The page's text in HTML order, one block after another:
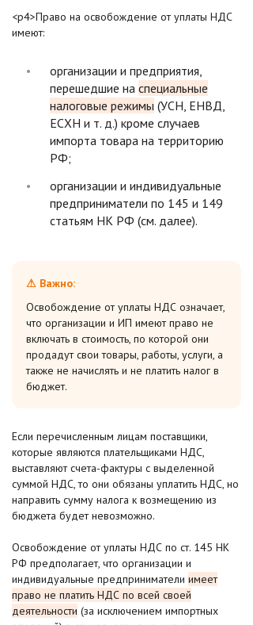
<р4>Право на освобождение от уплаты НДС
имеют:
организации и предприятия,
перешедшие на специальные
налоговые режимы (УСН, ЕНВД,
ЕСХН и т. д.) кроме случаев
импорта товара на территорию
РФ;
организации и индивидуальные
предприниматели по 145 и 149
статьям НК РФ (см. далее).
⚠ Важно:
Освобождение от уплаты НДС означает,
что организации и ИП имеют право не
включать в стоимость, по которой они
продадут свои товары, работы, услуги, а
также не начислять и не платить налог в
бюджет.
Если перечисленным лицам поставщики,
которые являются плательщиками НДС,
выставляют счета-фактуры с выделенной
суммой НДС, то они обязаны уплатить НДС, но
направить сумму налога к возмещению из
бюджета будет невозможно.
Освобождение от уплаты НДС по ст. 145 НК
РФ предполагает, что организации и
индивидуальные предприниматели имеет
право не платить НДС по всей своей
деятельности (за исключением импортных